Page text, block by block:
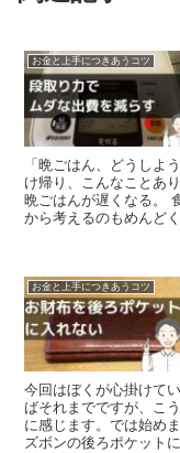
お金と上手につきあうコツ
「晩ごはん、どうしよ
け帰り、こんなことあ
晩ごはんが遅くなる。
から考えるのもめんどく
お金と上手につきあうコツ
今回はぼくが心掛けて
ばそれまでですが、こ
に感じます。では始め
ズボンの後ろポケット